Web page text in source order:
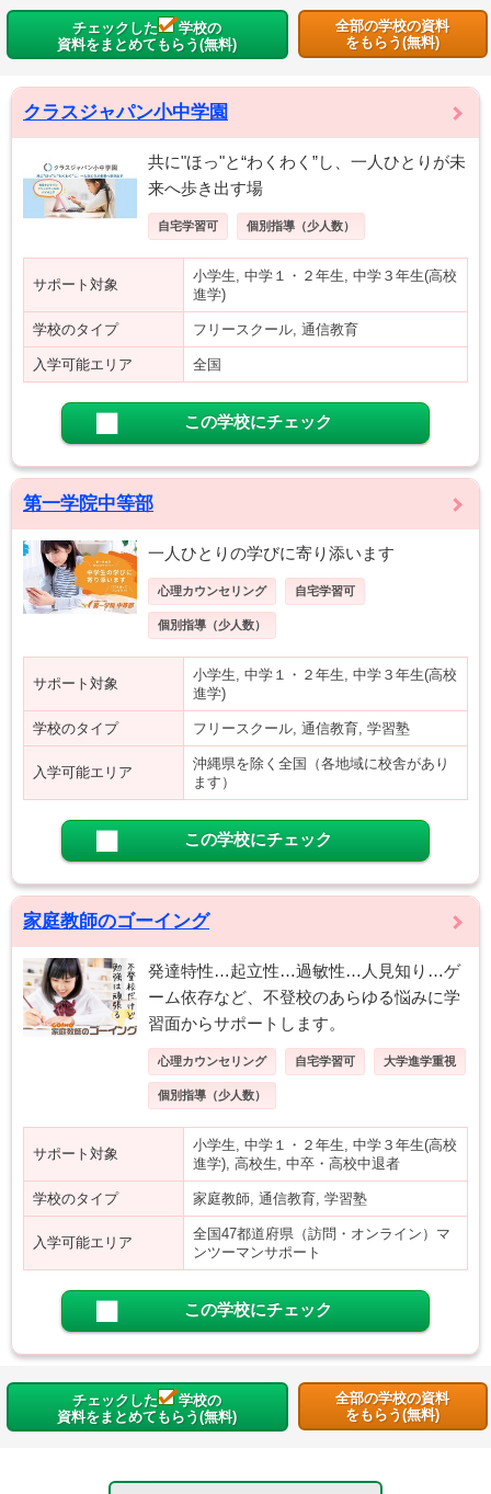
チェックした
学校の
資料をまとめてもらう(無料)
全部の学校の資料
をもらう(無料)
クラスジャパン小中学園
共に"ほっ"と“わくわく”し、一人ひとりが未
来へ歩き出す場
自宅学習可 個別指導（少人数）
サポート対象
小学生, 中学１・２年生, 中学３年生(高校
進学)
学校のタイプ フリースクール, 通信教育
入学可能エリア 全国
この学校にチェック
第一学院中等部
一人ひとりの学びに寄り添います
心理カウンセリング 自宅学習可
個別指導（少人数）
サポート対象
小学生, 中学１・２年生, 中学３年生(高校
進学)
学校のタイプ フリースクール, 通信教育, 学習塾
入学可能エリア
沖縄県を除く全国（各地域に校舎があり
ます）
この学校にチェック
家庭教師のゴーイング
発達特性…起立性…過敏性…人見知り…ゲ
ーム依存など、不登校のあらゆる悩みに学
習面からサポートします。
心理カウンセリング 自宅学習可 大学進学重視
個別指導（少人数）
サポート対象
小学生, 中学１・２年生, 中学３年生(高校
進学), 高校生, 中卒・高校中退者
学校のタイプ 家庭教師, 通信教育, 学習塾
入学可能エリア
全国47都道府県（訪問・オンライン）マ
ンツーマンサポート
この学校にチェック
チェックした
学校の
資料をまとめてもらう(無料)
全部の学校の資料
をもらう(無料)